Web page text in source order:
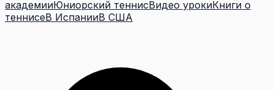
академииЮниорский теннисВидео урокиКниги о
теннисеВ ИспанииВ США